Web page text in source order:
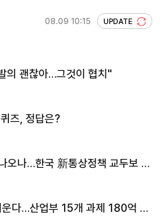
08.09 10:15 UPDATE
의 괜찮아…그것이 협치"
즈, 정답은?
오나…한국 新통상정책 교두보 활
운다…산업부 15개 과제 180억 지